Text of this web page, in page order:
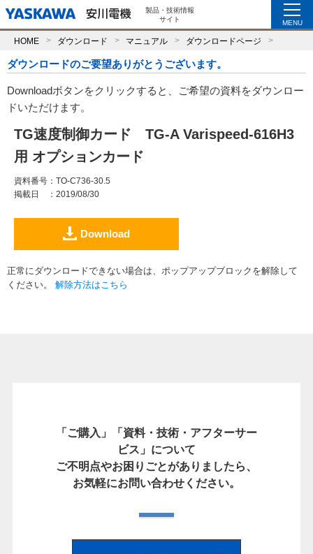
製品・技術情報
サイト
MENU
HOME ダウンロード マニュアル ダウンロードページ
ダウンロードのご要望ありがとうございます。
Downloadボタンをクリックすると、ご希望の資料をダウンロー
ドいただけます。
TG速度制御カード TG-A Varispeed-616H3
用 オプションカード
資料番号 ：TO-C736-30.5
掲載日
：2019/08/30
Download
正常にダウンロードできない場合は、ポップアップブロックを解除して
ください。 解除方法はこちら
「ご購入」「資料・技術・アフターサー
ビス」について
ご不明点やお困りごとがありましたら、
お気軽にお問い合わせください。